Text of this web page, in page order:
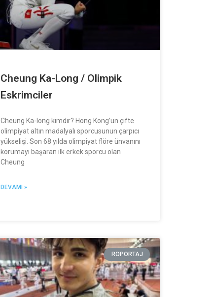
Cheung Ka-Long / Olimpik
Eskrimciler
Cheung Ka-long kimdir? Hong Kong’un çifte
olimpiyat altın madalyalı sporcusunun çarpıcı
yükselişi. Son 68 yılda olimpiyat flöre ünvanını
korumayı başaran ilk erkek sporcu olan
Cheung
DEVAMI »
RÖPORTAJ